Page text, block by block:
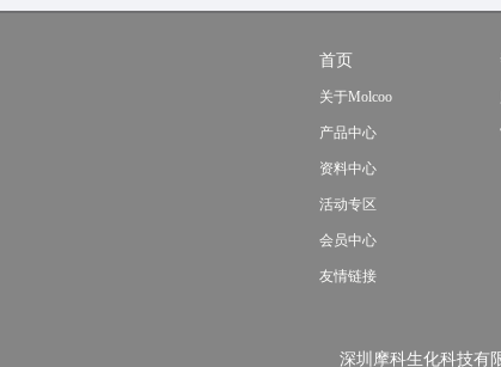
首页
关于Molcoo
产品中心
资料中心
活动专区
会员中心
友情链接
深圳摩科生化科技有